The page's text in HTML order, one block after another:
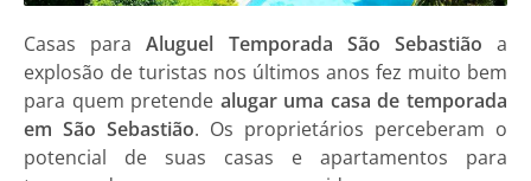
Casas paraAluguel Temporada São Sebastiãoa
explosão de turistas nos últimos anos fez muito bem
para quem pretende alugar uma casa de temporada
em São Sebastião. Os proprietários perceberam o
potencial de suas casas e apartamentos para